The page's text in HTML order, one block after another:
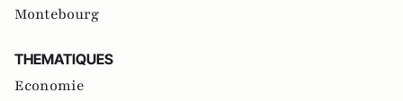
Montebourg
THEMATIQUES
Economie